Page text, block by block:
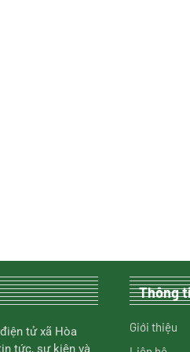
tử xã Hòa
tức, sự kiện và
Thông
Giới thiệu